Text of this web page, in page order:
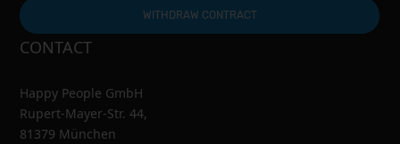
WITHDRAW CONTRACT
CONTACT
Happy People GmbH
Rupert-Mayer-Str. 44,
81379 München